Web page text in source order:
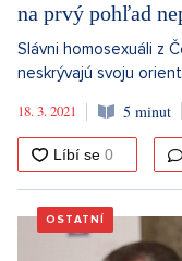
na prvý pohľad
Slávni homosexuáli z
neskrývajú svoju
18. 3. 2021
5 minut
OSTATNÍ